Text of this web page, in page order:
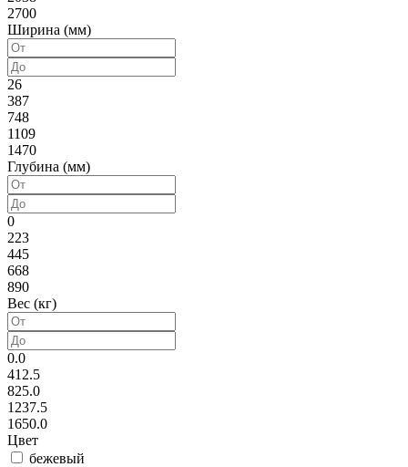
2700
Ширина (мм)
26
387
748
1109
1470
Глубина (мм)
0
223
445
668
890
Вес (кг)
0.0
412.5
825.0
1237.5
1650.0
Цвет
бежевый